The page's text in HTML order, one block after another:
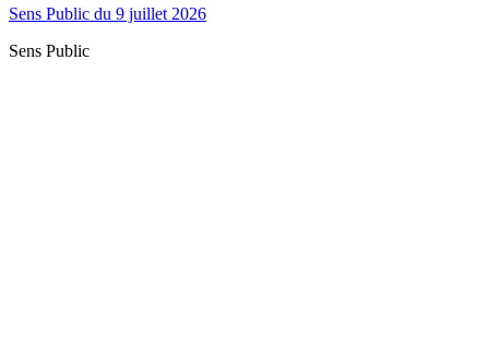
Sens Public du 9 juillet 2026
Sens Public